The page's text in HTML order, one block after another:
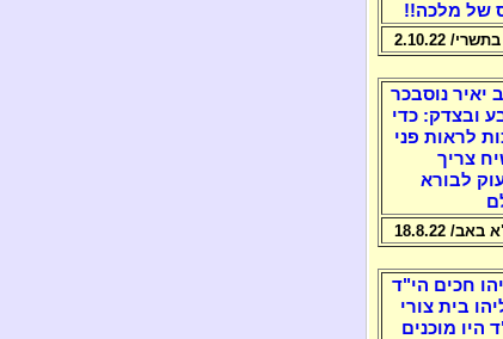
של מלכה!!
2.10.22
יאיר נוסבכר
ובצדק: כדי
לראות פני
צריך
לבורא
באב/ 18.8.22
חכים הי"ד
בית צורי
היו מוכנים